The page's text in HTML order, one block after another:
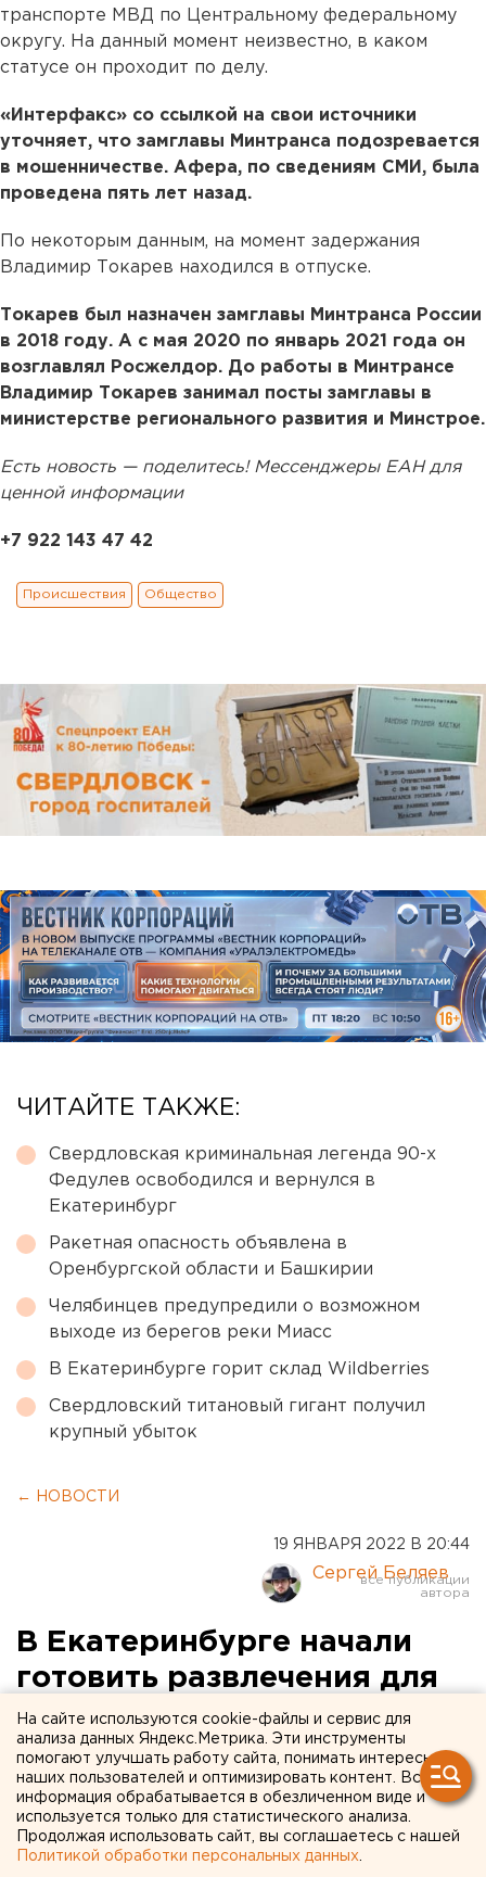
транспорте МВД по Центральному федеральному
округу. На данный момент неизвестно, в каком
статусе он проходит по делу.
«Интерфакс» со ссылкой на свои источники
уточняет, что замглавы Минтранса подозревается
в мошенничестве. Афера, по сведениям СМИ, была
проведена пять лет назад.
По некоторым данным, на момент задержания
Владимир Токарев находился в отпуске.
Токарев был назначен замглавы Минтранса России
в 2018 году. А с мая 2020 по январь 2021 года он
возглавлял Росжелдор. До работы в Минтрансе
Владимир Токарев занимал посты замглавы в
министерстве регионального развития и Минстрое.
Есть новость — поделитесь! Мессенджеры ЕАН для
ценной информации
+7 922 143 47 42
Происшествия Общество
ЧИТАЙТЕ ТАКЖЕ:
Свердловская криминальная легенда 90-х
Федулев освободился и вернулся в
Екатеринбург
Ракетная опасность объявлена в
Оренбургской области и Башкирии
Челябинцев предупредили о возможном
выходе из берегов реки Миасс
В Екатеринбурге горит склад Wildberries
Свердловский титановый гигант получил
крупный убыток
← НОВОСТИ
19 ЯНВАРЯ 2022 В 20:44
Сергей Беляев
В Екатеринбурге начали
готовить развлечения для
Универсиады
На сайте используются cookie-файлы и сервис для
анализа данных Яндекс.Метрика. Эти инструменты
помогают улучшать работу сайта, понимать интересы
наших пользователей и оптимизировать контент. Вся
информация обрабатывается в обезличенном виде и
используется только для статистического анализа.
Продолжая использовать сайт, вы соглашаетесь с нашей
Политикой обработки персональных данных